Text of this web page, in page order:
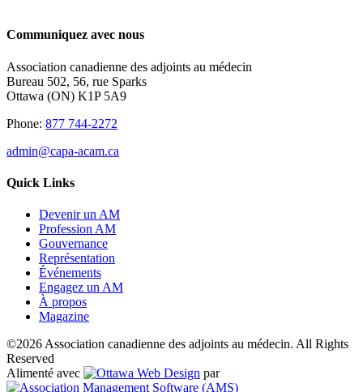
Communiquez avec nous
Association canadienne des adjoints au médecin
Bureau 502, 56, rue Sparks
Ottawa (ON) K1P 5A9
Phone: 877 744-2272
admin@capa-acam.ca
Quick Links
Devenir un AM
Profession AM
Gouvernance
Représentation
Événements
Engagez un AM
À propos
Magazine
©2026 Association canadienne des adjoints au médecin. All Rights
Reserved
Alimenté avec
par